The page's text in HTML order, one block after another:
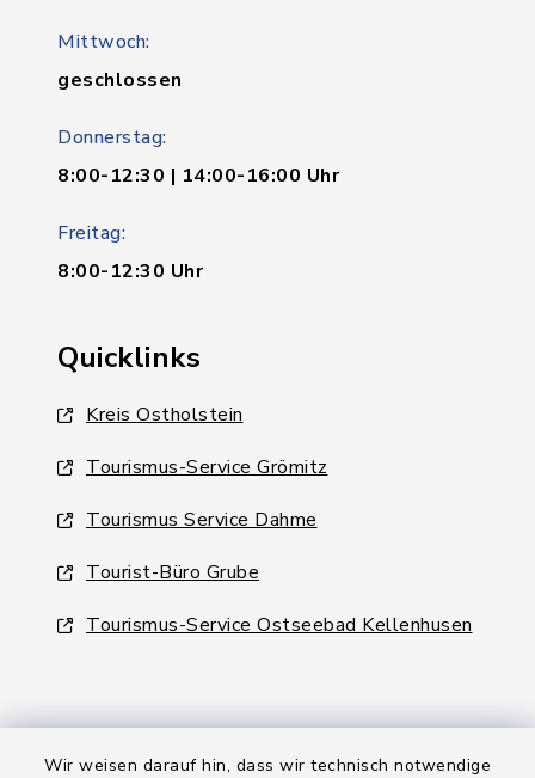
Wir weisen darauf hin, dass wir technisch notwendige
Mittwoch:
geschlossen
Donnerstag:
8:00-12:30 | 14:00-16:00 Uhr
Freitag:
8:00-12:30 Uhr
Quicklinks
Kreis Ostholstein
Tourismus-Service Grömitz
Tourismus Service Dahme
Tourist-Büro Grube
Tourismus-Service Ostseebad Kellenhusen